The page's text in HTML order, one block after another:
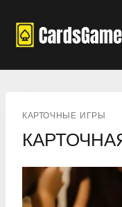
КАРТОЧНЫЕ ИГРЫ